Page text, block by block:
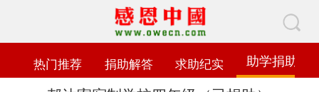
热门推荐 捐助解答 求助纪实 助学捐助